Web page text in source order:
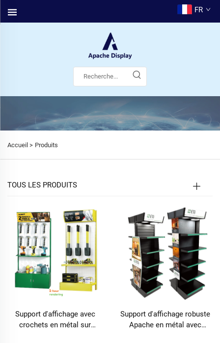
FR
Accueil > Produits
TOUS LES PRODUITS
Support d'affichage avec
crochets en métal sur
Support d'affichage robuste
Apache en métal avec